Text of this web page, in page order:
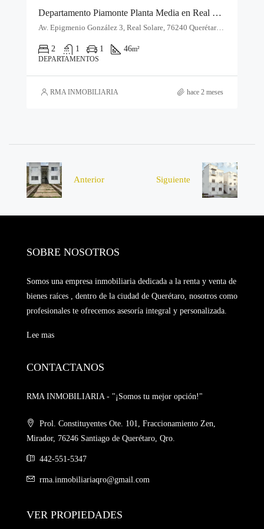
Departamento Piamonte Planta Media en Real Solare | El Marqués, Querétaro
Av. Epigmenio González 3, Real Solare, 76240 Querétaro, Qro.
2 1 1 46m²
DEPARTAMENTOS
RMA INMOBILIARIA hace 2 meses
Anterior Siguiente
SOBRE NOSOTROS
Somos una empresa inmobiliaria dedicada a la renta y venta de
bienes raíces , dentro de la ciudad de Querétaro, nosotros como
profesionales te ofrecemos asesoría integral y personalizada.
Lee mas
CONTACTANOS
RMA INMOBILIARIA - "¡Somos tu mejor opción!"
Prol. Constituyentes Ote. 101, Fraccionamiento Zen,
Mirador, 76246 Santiago de Querétaro, Qro.
442-551-5347
rma.inmobiliariaqro@gmail.com
VER PROPIEDADES